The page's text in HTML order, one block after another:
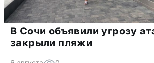
В Сочи объявили угрозу
закрыли пляжи